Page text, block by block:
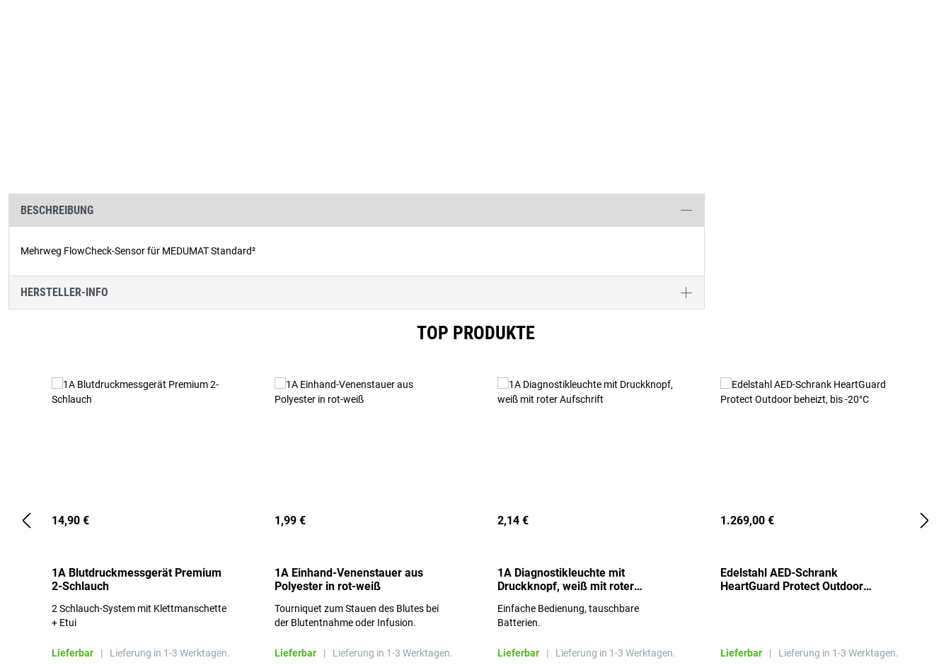
BESCHREIBUNG
Mehrweg FlowCheck-Sensor für MEDUMAT Standard²
HERSTELLER-INFO
TOP PRODUKTE
14,90 €
1A Blutdruckmessgerät Premium
2-Schlauch
2 Schlauch-System mit Klettmanschette
+ Etui
Lieferbar | Lieferung in 1-3 Werktagen.
1,99 €
1A Einhand-Venenstauer aus
Polyester in rot-weiß
Tourniquet zum Stauen des Blutes bei
der Blutentnahme oder Infusion.
Lieferbar | Lieferung in 1-3 Werktagen.
2,14 €
1A Diagnostikleuchte mit
Druckknopf, weiß mit roter
Einfache Bedienung, tauschbare
Batterien.
Lieferbar | Lieferung in 1-3 Werktagen.
1.269,00 €
Edelstahl AED-Schrank
HeartGuard Protect Outdoor
Lieferbar | Lieferung in 1-3 Werktagen.